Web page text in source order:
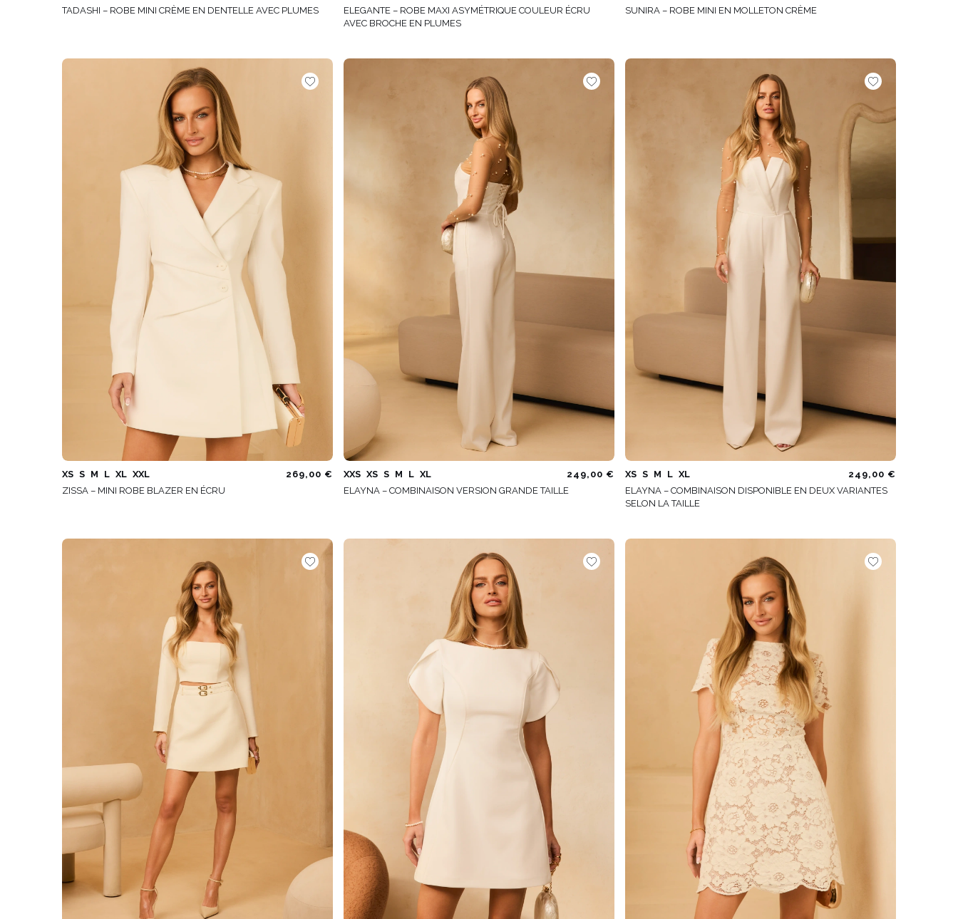
TADASHI – ROBE MINI CRÈME EN DENTELLE AVEC PLUMES
ELEGANTE – ROBE MAXI ASYMÉTRIQUE COULEUR ÉCRU
AVEC BROCHE EN PLUMES
SUNIRA – ROBE MINI EN MOLLETON CRÈME
XS S M L XL XXL
269,00 €
ZISSA – MINI ROBE BLAZER EN ÉCRU
XXS XS S M L XL
249,00 €
ELAYNA – COMBINAISON VERSION GRANDE TAILLE
XS S M L XL
249,00 €
ELAYNA – COMBINAISON DISPONIBLE EN DEUX VARIANTES
SELON LA TAILLE